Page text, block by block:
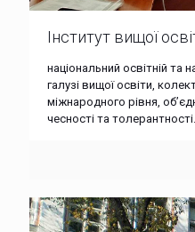
Інститут вищої
національний освітній та
галузі вищої освіти,
міжнародного рівня,
чесності та толерантності.